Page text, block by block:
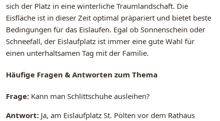
sich der Platz in eine winterliche Traumlandschaft. Die
Eisfläche ist in dieser Zeit optimal präpariert und bietet beste
Bedingungen für das Eislaufen. Egal ob Sonnenschein oder
Schneefall, der Eislaufplatz ist immer eine gute Wahl für
einen unterhaltsamen Tag mit der Familie.
Häufige Fragen & Antworten zum Thema
Frage: Kann man Schlittschuhe ausleihen?
Antwort: Ja, am Eislaufplatz St. Pölten vor dem Rathaus